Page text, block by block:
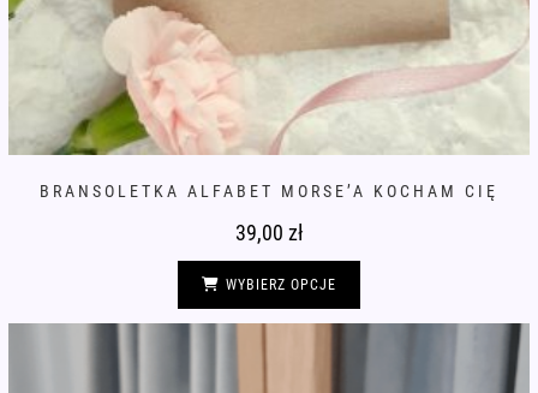
BRANSOLETKA ALFABET MORSE’A KOCHAM CIĘ
39,00 zł
WYBIERZ OPCJE